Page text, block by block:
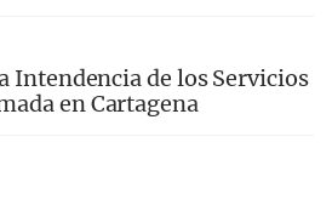
Intendencia de los Servicios
en Cartagena